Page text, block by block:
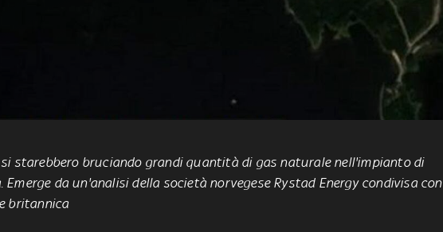
si starebbero bruciando grandi quantità di gas naturale nell'impianto di
Emerge da un'analisi della società norvegese Rystad Energy condivisa con
britannica